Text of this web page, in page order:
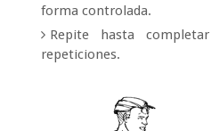
forma controlada.
Repite hasta
repeticiones.